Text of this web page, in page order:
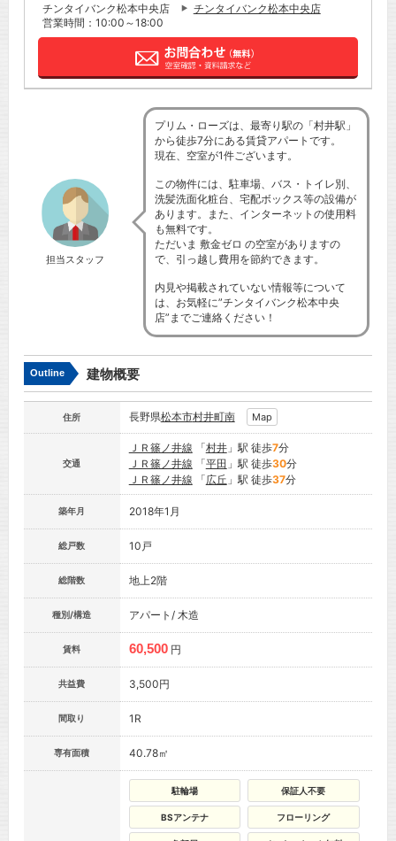
チンタイバンク松本中央店
チンタイバンク松本中央店
営業時間：10:00～18:00
担当スタッフ
プリム・ローズは、最寄り駅の「村井駅」
から徒歩7分にある賃貸アパートです。
現在、空室が1件ございます。
この物件には、駐車場、バス・トイレ別、
洗髪洗面化粧台、宅配ボックス等の設備が
あります。また、インターネットの使用料
も無料です。
ただいま 敷金ゼロ の空室がありますの
で、引っ越し費用を節約できます。
内見や掲載されていない情報等について
は、お気軽に”チンタイバンク松本中央
店”までご連絡ください！
Outline 建物概要
住所 長野県松本市村井町南 Map
交通
ＪＲ篠ノ井線 「村井」駅 徒歩7分
ＪＲ篠ノ井線 「平田 」駅 徒歩30分
ＪＲ篠ノ井線 「広丘 」駅 徒歩37分
築年月 2018年1月
総戸数 10戸
総階数 地上2階
種別/構造 アパート/ 木造
賃料 60,500 円
共益費 3,500円
間取り 1R
専有面積 40.78㎡
駐輪場 保証人不要
BSアンテナ フローリング